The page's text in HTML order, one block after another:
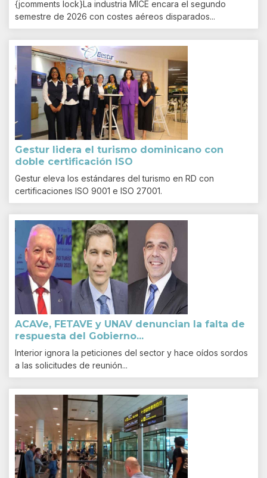
{jcomments lock}La industria MICE encara el segundo
semestre de 2026 con costes aéreos disparados...
Gestur lidera el turismo dominicano con
doble certificación ISO
Gestur eleva los estándares del turismo en RD con
certificaciones ISO 9001 e ISO 27001.
ACAVe, FETAVE y UNAV denuncian la falta de
respuesta del Gobierno...
Interior ignora la peticiones del sector y hace oídos sordos
a las solicitudes de reunión...